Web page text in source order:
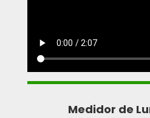
Medidor de